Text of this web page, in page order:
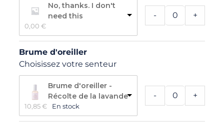
No, thanks. I don't
need this
0,00 €
- +
Brume d'oreiller
Choisissez votre senteur
Brume d'oreiller -
Récolte de la lavande
10,85 € En stock
- +